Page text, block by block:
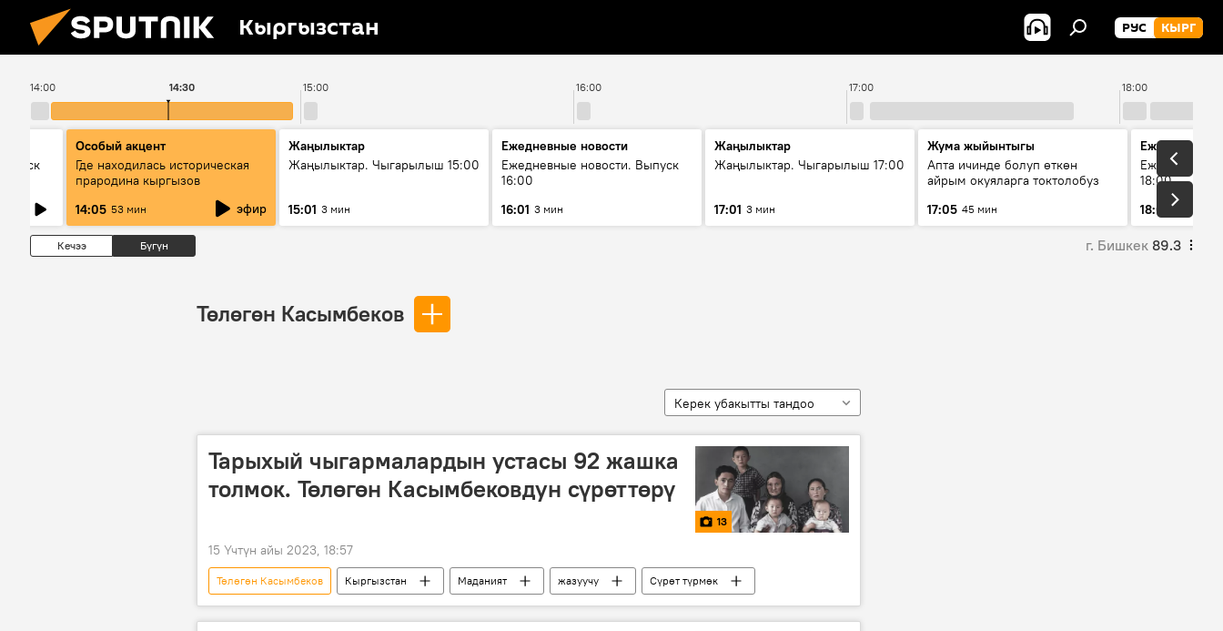
Кыргызстан РУС КЫРГ
14:00 15:00 16:00 17:00 18:00
14:30
Особый акцент
Где находилась историческая
прародина кыргызов
14:05 53 мин эфир
Жаңылыктар
Жаңылыктар. Чыгарылыш 15:00
15:01 3 мин
Ежедневные новости
Ежедневные новости. Выпуск
16:00
16:01 3 мин
Жаңылыктар
Жаңылыктар. Чыгарылыш 17:00
17:01 3 мин
Жума жыйынтыгы
Апта ичинде болуп өткөн
айрым окуяларга токтолобуз
17:05 45 мин
Ежедневные
Ежедневные
18:00
18:01
5 мин
Кечээ Бүгүн г. Бишкек 89.3
Төлөгөн Касымбеков
Керек убакытты тандоо
Тарыхый чыгармалардын устасы 92 жашка
толмок. Төлөгөн Касымбековдун сүрөттөрү
13
15 Үчтүн айы 2023, 18:57
Төлөгөн Касымбеков Кыргызстан Маданият жазуучу Сүрөт түрмөк